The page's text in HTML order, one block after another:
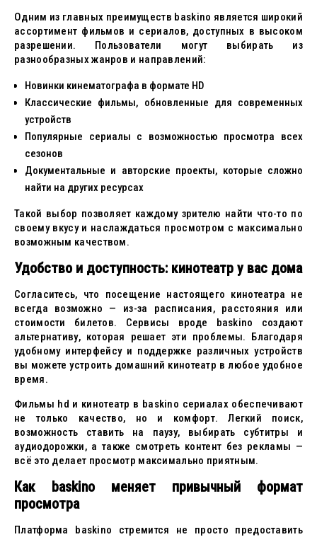
Одним из главных преимуществ baskino является широкий
ассортимент фильмов и сериалов, доступных в высоком
разрешении. Пользователи могут выбирать из
разнообразных жанров и направлений:
Новинки кинематографа в формате HD
Классические фильмы, обновленные для современных
устройств
Популярные сериалы с возможностью просмотра всех
сезонов
Документальные и авторские проекты, которые сложно
найти на других ресурсах
Такой выбор позволяет каждому зрителю найти что-то по
своему вкусу и наслаждаться просмотром с максимально
возможным качеством.
Удобство и доступность: кинотеатр у вас дома
Согласитесь, что посещение настоящего кинотеатра не
всегда возможно — из-за расписания, расстояния или
стоимости билетов. Сервисы вроде baskino создают
альтернативу, которая решает эти проблемы. Благодаря
удобному интерфейсу и поддержке различных устройств
вы можете устроить домашний кинотеатр в любое удобное
время.
Фильмы hd и кинотеатр в baskino сериалах обеспечивают
не только качество, но и комфорт. Легкий поиск,
возможность ставить на паузу, выбирать субтитры и
аудиодорожки, а также смотреть контент без рекламы —
всё это делает просмотр максимально приятным.
Как baskino меняет привычный формат
просмотра
Платформа baskino стремится не просто предоставить